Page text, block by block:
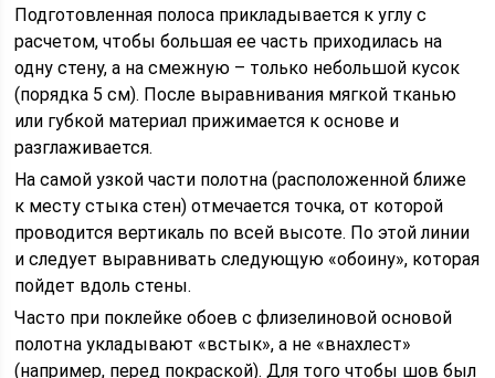
Подготовленная полоса прикладывается к углу с
расчетом, чтобы большая ее часть приходилась на
одну стену, а на смежную – только небольшой кусок
(порядка 5 см). После выравнивания мягкой тканью
или губкой материал прижимается к основе и
разглаживается.
На самой узкой части полотна (расположенной ближе
к месту стыка стен) отмечается точка, от которой
проводится вертикаль по всей высоте. По этой линии
и следует выравнивать следующую «обоину», которая
пойдет вдоль стены.
Часто при поклейке обоев с флизелиновой основой
полотна укладывают «встык», а не «внахлест»
(например, перед покраской). Для того чтобы шов был